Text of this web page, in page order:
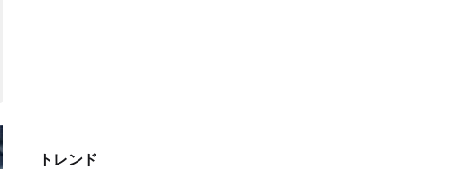
トレンド